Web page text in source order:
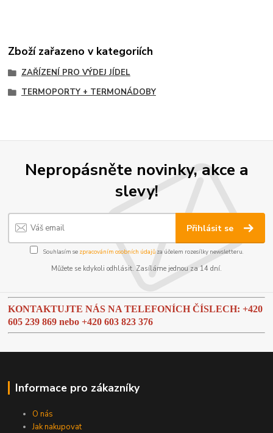
Zboží zařazeno v kategoriích
ZAŘÍZENÍ PRO VÝDEJ JÍDEL
TERMOPORTY + TERMONÁDOBY
Nepropásněte novinky, akce a
slevy!
Přihlásit se
Souhlasím se zpracováním osobních údajůza účelem rozesílky newsletteru.
Můžete se kdykoli odhlásit. Zasíláme jednou za 14 dní.
KONTAKTUJTE NÁS NA TELEFONÍCH ČÍSLECH: +420
605 239 869 nebo+420 603 823 376
Informace pro zákazníky
O nás
Jak nakupovat